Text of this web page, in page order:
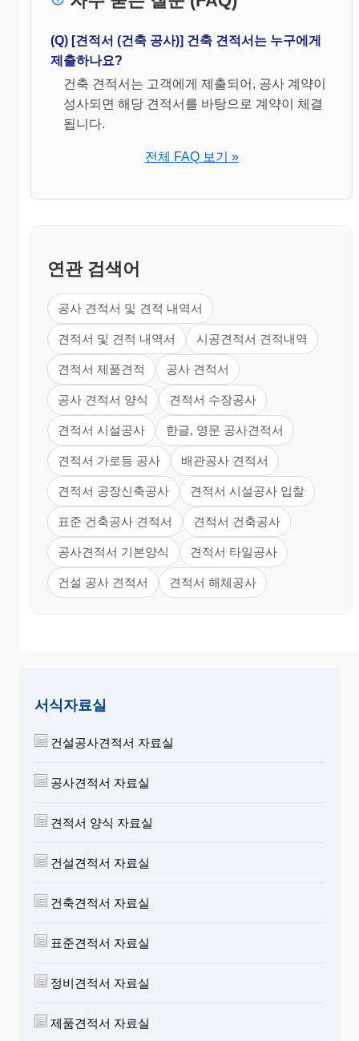
(Q) [견적서 (건축 공사)] 건축 견적서는 누구에게
제출하나요?
건축 견적서는 고객에게 제출되어, 공사 계약이
성사되면 해당 견적서를 바탕으로 계약이 체결
됩니다.
전체 FAQ 보기 »
연관 검색어
공사 견적서 및 견적 내역서
견적서 및 견적 내역서 시공견적서 견적내역
견적서 제품견적 공사 견적서
공사 견적서 양식 견적서 수장공사
견적서 시설공사 한글, 영문 공사견적서
견적서 가로등 공사 배관공사 견적서
견적서 공장신축공사 견적서 시설공사 입찰
표준 건축공사 견적서 견적서 건축공사
공사견적서 기본양식 견적서 타일공사
건설 공사 견적서 견적서 해체공사
서식자료실
건설공사견적서 자료실
공사견적서 자료실
견적서 양식 자료실
건설견적서 자료실
건축견적서 자료실
표준견적서 자료실
정비견적서 자료실
제품견적서 자료실